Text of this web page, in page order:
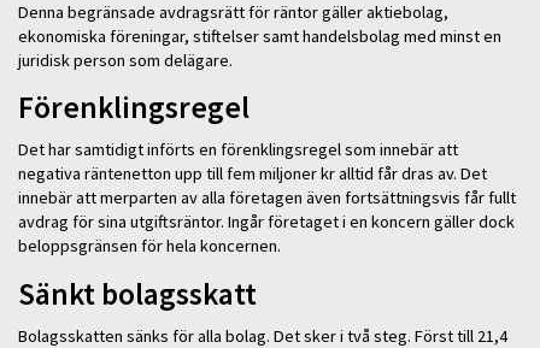
Denna begränsade avdragsrätt för räntor gäller aktiebolag,
ekonomiska föreningar, stiftelser samt handelsbolag med minst en
juridisk person som delägare.
Förenklingsregel
Det har samtidigt införts en förenklingsregel som innebär att
negativa räntenetton upp till fem miljoner kr alltid får dras av. Det
innebär att merparten av alla företagen även fortsättningsvis får fullt
avdrag för sina utgiftsräntor. Ingår företaget i en koncern gäller dock
beloppsgränsen för hela koncernen.
Sänkt bolagsskatt
Bolagsskatten sänks för alla bolag. Det sker i två steg. Först till 21,4